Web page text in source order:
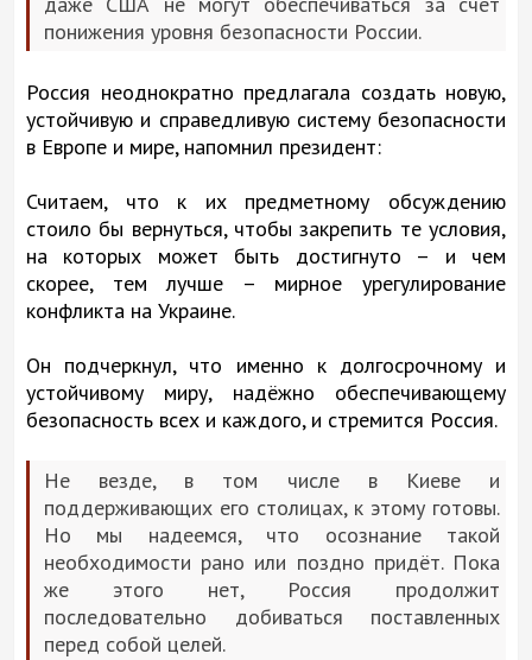
понижения уровня безопасности России.
Россия неоднократно предлагала создать новую,
устойчивую и справедливую систему безопасности
в Европе и мире, напомнил президент:
Считаем, что к их предметному обсуждению
стоило бы вернуться, чтобы закрепить те условия,
на которых может быть достигнуто – и чем
скорее, тем лучше – мирное урегулирование
конфликта на Украине.
Он подчеркнул, что именно к долгосрочному и
устойчивому миру, надёжно обеспечивающему
безопасность всех и каждого, и стремится Россия.
Не везде, в том числе в Киеве и
поддерживающих его столицах, к этому готовы.
Но мы надеемся, что осознание такой
необходимости рано или поздно придёт. Пока
же этого нет, Россия продолжит
последовательно добиваться поставленных
перед собой целей.